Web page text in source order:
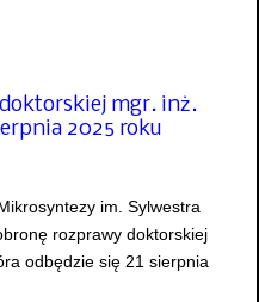
mgr. inż.
2025 roku
im. Sylwestra
rozprawy doktorskiej
odbędzie się 21 sierpnia